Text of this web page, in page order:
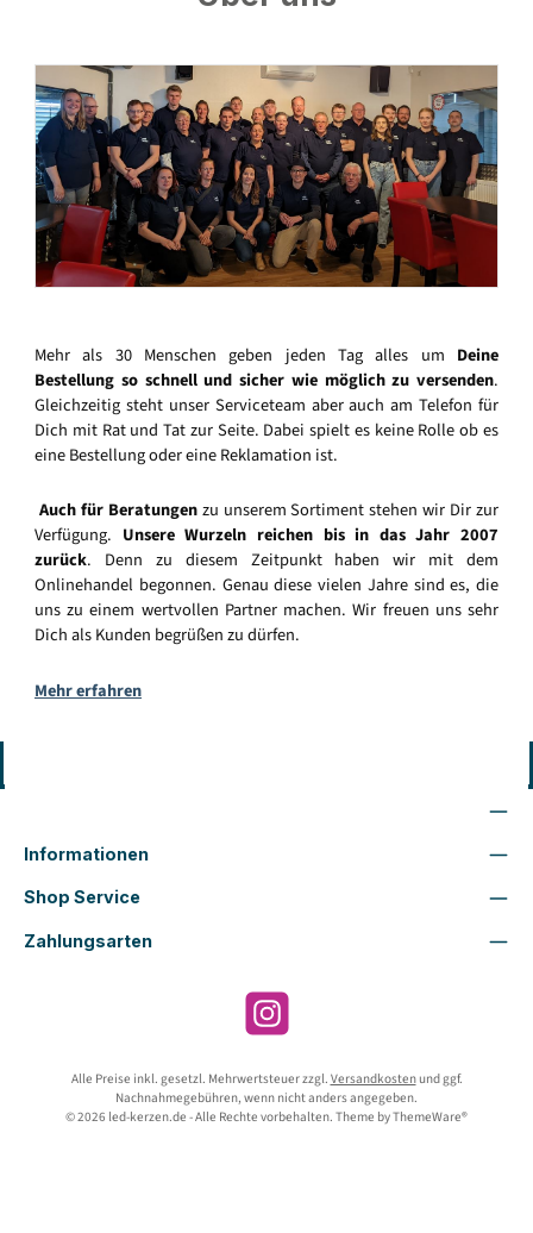
Mehr als 30 Menschen geben jeden Tag alles um Deine
Bestellung so schnell und sicher wie möglich zu versenden.
Gleichzeitig steht unser Serviceteam aber auch am Telefon für
Dich mit Rat und Tat zur Seite. Dabei spielt es keine Rolle ob es
eine Bestellung oder eine Reklamation ist.
Auch für Beratungenzu unserem Sortiment stehen wir Dir zur
Verfügung. Unsere Wurzeln reichen bis in das Jahr 2007
zurück. Denn zu diesem Zeitpunkt haben wir mit dem
Onlinehandel begonnen. Genau diese vielen Jahre sind es, die
uns zu einem wertvollen Partner machen. Wir freuen uns sehr
Dich als Kunden begrüßen zu dürfen.
Mehr erfahren
Informationen
Shop Service
Zahlungsarten
Instagram
Alle Preise inkl. gesetzl. Mehrwertsteuer zzgl. Versandkostenund ggf.
Nachnahmegebühren, wenn nicht anders angegeben.
© 2026 led-kerzen.de - Alle Rechte vorbehalten. Theme byThemeWare®